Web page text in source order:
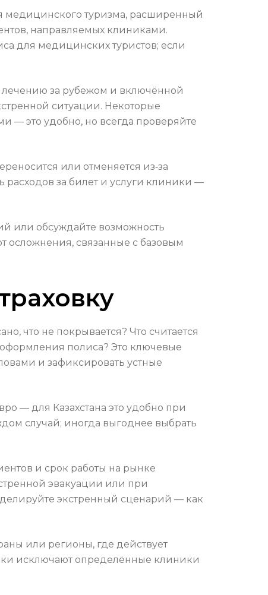
медицинского туризма, расширенный
направляемых клиниками.
для медицинских туристов; если
за рубежом и включённой
ситуации. Некоторые
— это удобно, но всегда проверяйте
или отменяется из‑за
расходов за билет и услуги клиники —
или обсуждайте возможность
осложнения, связанные с базовым
что не покрывается? Что считается
полиса? Это ключевые
и зафиксировать устные
— для Казахстана это удобно при
случай; иногда выгоднее выбрать
и срок работы на рынке
эвакуации или при
экстренный сценарий — как
или регионы, где действует
исключают определённые клиники